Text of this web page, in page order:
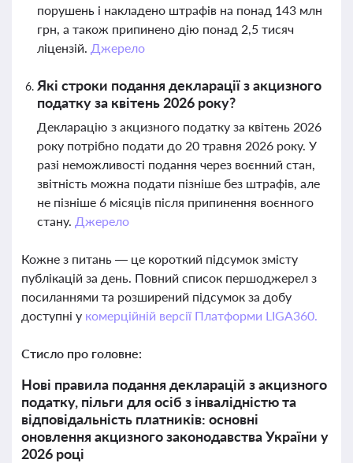
порушень і накладено штрафів на понад 143 млн
грн, а також припинено дію понад 2,5 тисяч
ліцензій. Джерело
Які строки подання декларації з акцизного
податку за квітень 2026 року?
Декларацію з акцизного податку за квітень 2026
року потрібно подати до 20 травня 2026 року. У
разі неможливості подання через воєнний стан,
звітність можна подати пізніше без штрафів, але
не пізніше 6 місяців після припинення воєнного
стану. Джерело
Кожне з питань — це короткий підсумок змісту
публікацій за день. Повний список першоджерел з
посиланнями та розширений підсумок за добу
доступні у комерційній версії Платформи LIGA360.
Стисло про головне:
Нові правила подання декларацій з акцизного
податку, пільги для осіб з інвалідністю та
відповідальність платників: основні
оновлення акцизного законодавства України у
2026 році